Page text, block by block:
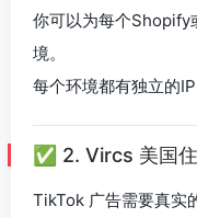
你可以为每个Shopify
境。
每个环境都有独立的
✅ 2. Vircs 美国
TikTok 广告需要真实